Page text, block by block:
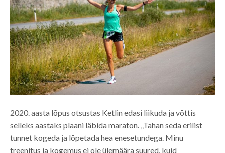
2020. aasta lõpus otsustas Ketlin edasi liikuda ja võttis
selleks aastaks plaani läbida maraton. „Tahan seda erilist
tunnet kogeda ja lõpetada hea enesetundega. Minu
treenitus ja kogemus ei ole ülemäära suured, kuid